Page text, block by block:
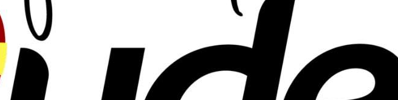
atención de la emergencia médica en la ciudad de La Plata, surgió otra manera de seguir
más de 25 años para difundir, promover, formar y capacitar a la sociedad en cuestiones de
la llegada de la ambulancia.